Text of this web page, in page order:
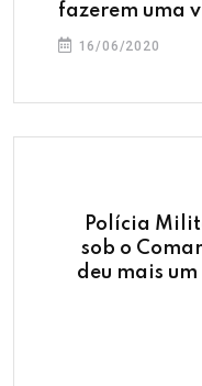
fazerem uma
16/06/2020
Polícia
sob o
deu mais